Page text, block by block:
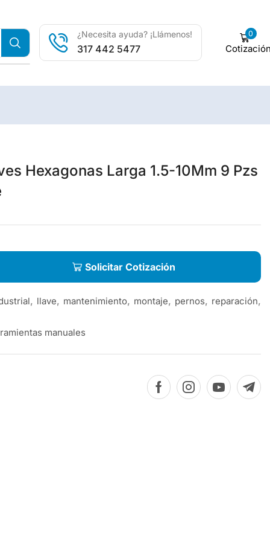
¿Necesita ayuda? ¡Llámenos!
317 442 5477
0
Hexagonas Larga 1.5-10Mm 9 Pzs
Solicitar Cotización
, llave, mantenimiento, montaje, pernos, reparación,
manuales